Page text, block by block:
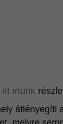
itt írtunk
átlényegíti